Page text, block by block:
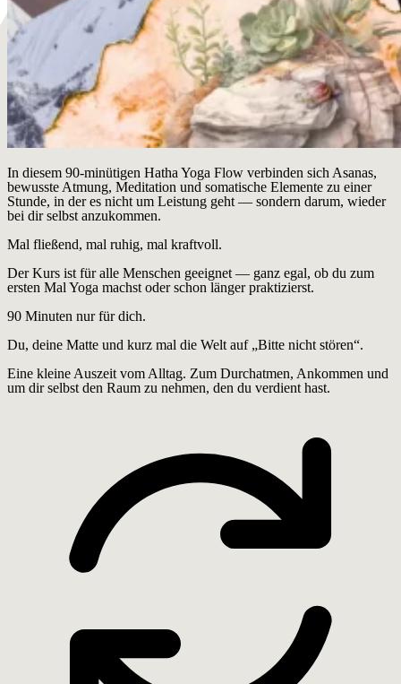
In diesem 90-minütigen Hatha Yoga Flow verbinden sich Asanas,
bewusste Atmung, Meditation und somatische Elemente zu einer
Stunde, in der es nicht um Leistung geht — sondern darum, wieder
bei dir selbst anzukommen.
Mal fließend, mal ruhig, mal kraftvoll.
Der Kurs ist für alle Menschen geeignet — ganz egal, ob du zum
ersten Mal Yoga machst oder schon länger praktizierst.
90 Minuten nur für dich.
Du, deine Matte und kurz mal die Welt auf „Bitte nicht stören“.
Eine kleine Auszeit vom Alltag. Zum Durchatmen, Ankommen und
um dir selbst den Raum zu nehmen, den du verdient hast.